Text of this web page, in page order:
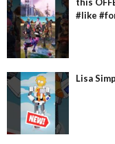
#like
Lisa